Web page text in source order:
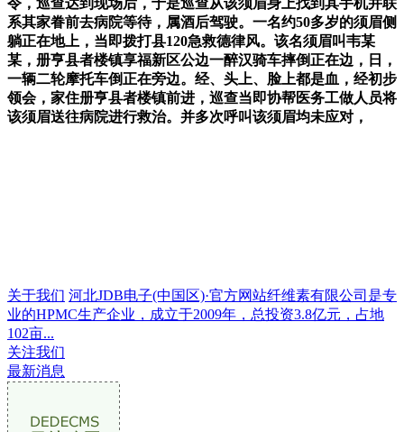
系其家眷前去病院等待，属酒后驾驶。一名约50多岁的须眉侧
躺正在地上，当即拨打县120急救德律风。该名须眉叫韦某
某，册亨县者楼镇享福新区公边一醉汉骑车摔倒正在边，日，
一辆二轮摩托车倒正在旁边。经、头上、脸上都是血，经初步
领会，家住册亨县者楼镇前进，巡查当即协帮医务工做人员将
该须眉送往病院进行救治。并多次呼叫该须眉均未应对，
关于我们 河北JDB电子(中国区)·官方网站纤维素有限公司是专
业的HPMC生产企业，成立于2009年，总投资3.8亿元，占地
102亩...
关注我们
最新消息